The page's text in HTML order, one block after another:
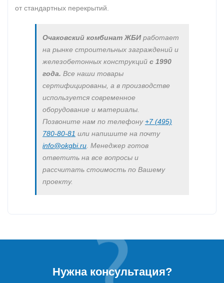
от стандартных перекрытий.
Очаковский комбинат ЖБИработает
на рынке строительных заграждений и
железобетонных конструкций с 1990
года. Все наши товары
сертифицированы, а в производстве
используется современное
оборудование и материалы.
Позвоните нам по телефону+7 (495)
780-80-81 или напишите на почту
info@okgbi.ru . Менеджер готов
ответить на все вопросы и
рассчитать стоимость по Вашему
проекту.
Нужна консультация?